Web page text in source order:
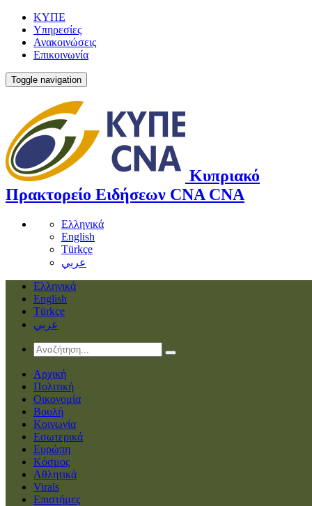
ΚΥΠΕ
Υπηρεσίες
Ανακοινώσεις
Επικοινωνία
Toggle navigation
Κυπριακό
Πρακτορείο Ειδήσεων CNA CNA
Ελληνικά
English
Türkçe
عربي
Ελληνικά
English
Türkçe
عربي
Αρχική
Πολιτική
Οικονομία
Βουλή
Κοινωνία
Εσωτερικά
Ευρώπη
Κόσμος
Αθλητικά
Virals
Επιστήμες